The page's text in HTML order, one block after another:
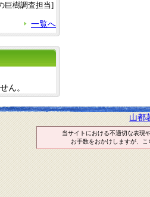
巨樹調査担当]
一覧へ
ん。
山都
当サイトにおける不適切な表現
お手数をおかけしますが、こ